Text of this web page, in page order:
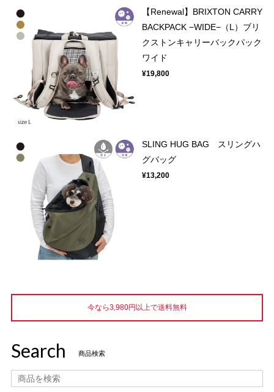
【Renewal】BRIXTON CARRY
BACKPACK −WIDE−（L）ブリ
クストンキャリーバックパック
ワイド
¥19,800
SLING HUG BAG スリングハ
グバッグ
¥13,200
今なら3,980円以上で送料無料
Search 商品検索